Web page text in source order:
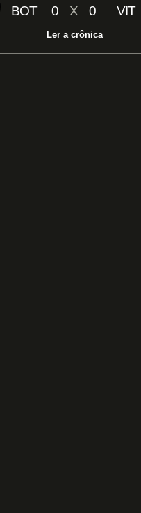
BOT 0 X 0 VIT
Ler a crônica